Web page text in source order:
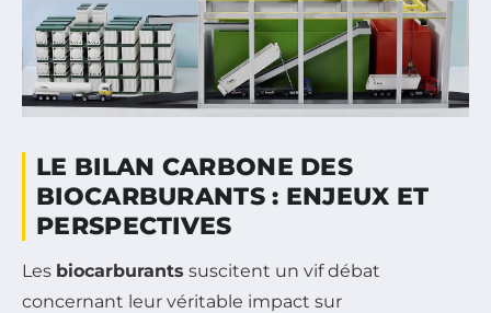
LE BILAN CARBONE DES
BIOCARBURANTS : ENJEUX ET
PERSPECTIVES
Les biocarburants suscitent un vif débat
concernant leur véritable impact sur